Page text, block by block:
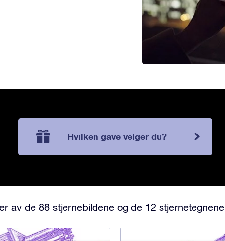
Hvilken gave velger du?
av de 88 stjernebildene og de 12